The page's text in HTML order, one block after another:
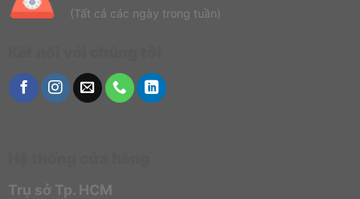
(Tất cả các ngày trong tuần)
Trụ sở Tp. HCM